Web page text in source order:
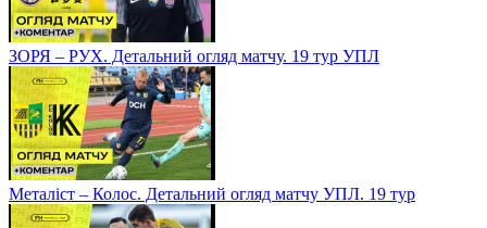
ЗОРЯ – РУХ. Детальний огляд матчу. 19 тур УПЛ
Металіст – Колос. Детальний огляд матчу УПЛ. 19 тур